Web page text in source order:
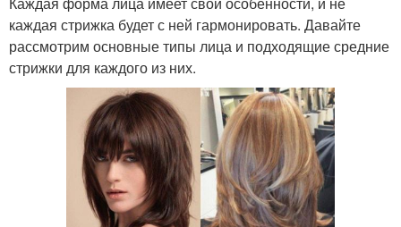
каждая стрижка будет с ней гармонировать. Давайте
рассмотрим основные типы лица и подходящие средние
стрижки для каждого из них.